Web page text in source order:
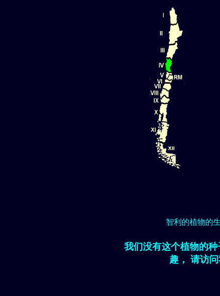
智利的植物的
我们没有这个植物的
趣， 请访